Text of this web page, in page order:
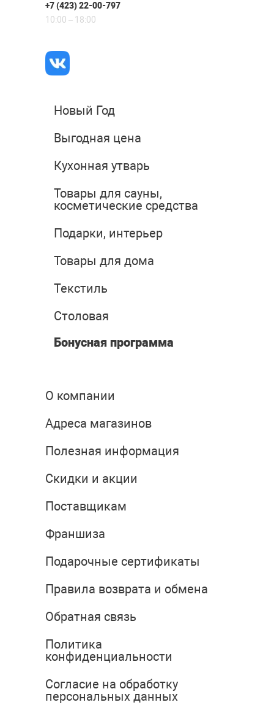
+7 (423) 22-00-797
10:00 – 18:00
Новый Год
Выгодная цена
Кухонная утварь
Товары для сауны,
косметические средства
Подарки, интерьер
Товары для дома
Текстиль
Столовая
Бонусная программа
О компании
Адреса магазинов
Полезная информация
Скидки и акции
Поставщикам
Франшиза
Подарочные сертификаты
Правила возврата и обмена
Обратная связь
Политика
конфиденциальности
Согласие на обработку
персональных данных